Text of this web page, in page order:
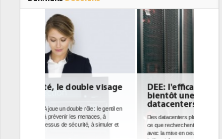
DEE: l'efficacité énergétique
bientôt une obligation pour les
datacenters
Des datacenters plus durables et plus efficaces, c'est
ce que recherchent les pouvoirs publics européens
avec la mise en oeuvre de la nouvelle Directive sur